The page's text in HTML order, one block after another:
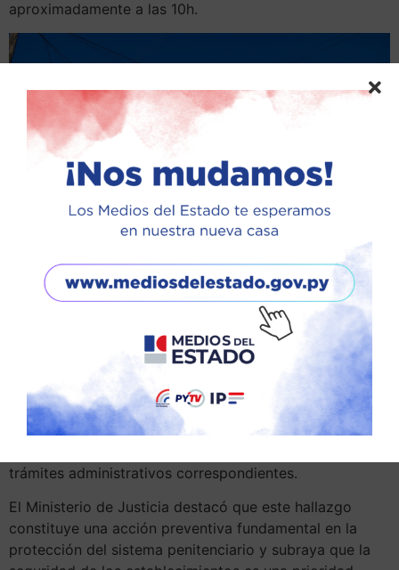
aproximadamente a las 10h.
Ante la situación, se convocó a agentes especializados
en explosivos de la FOPE de la Policía Nacional, quienes
tras la verificación técnica determinaron que se trataba
de un artefacto explosivo improvisado con circuitos de
iniciación eléctrica.
El objeto fue incautado y trasladado a la Jefatura de
trámites administrativos correspondientes.
El Ministerio de Justicia destacó que este hallazgo
constituye una acción preventiva fundamental en la
protección del sistema penitenciario y subraya que la